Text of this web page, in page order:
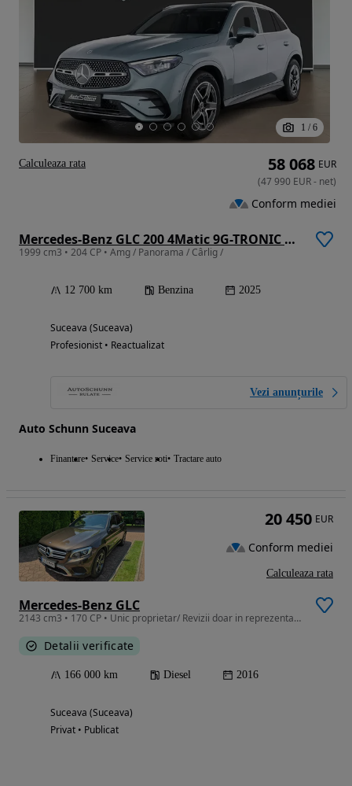
1 / 6
Mercedes-Benz GLC 200 4Matic 9G-TRONIC AMG Line Advanced
1999 cm3 • 204 CP • Amg / Panorama / Cârlig /
12 700 km Benzina 2025
Suceava (Suceava)
Profesionist • Reactualizat
Vezi anunțurile
Auto Schunn Suceava
Finantare Service Service roti Tractare auto
58 068 EUR
(47 990 EUR- net)
Conform mediei
Calculeaza rata
Mercedes-Benz GLC
2143 cm3 • 170 CP • Unic proprietar/ Revizii doar in reprezentanta/ Fara accidente
Detalii verificate
166 000 km Diesel 2016
Suceava (Suceava)
Privat • Publicat
20 450 EUR
Conform mediei
Calculeaza rata